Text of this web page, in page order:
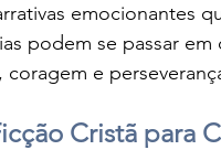
emocionantes
podem se passar
e
Cristã para